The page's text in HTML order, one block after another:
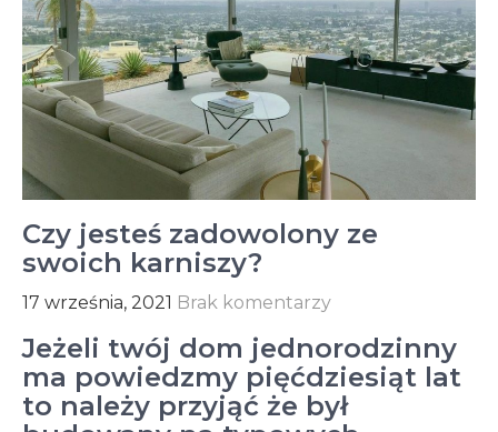
Czy jesteś zadowolony ze
swoich karniszy?
17 września, 2021 Brak komentarzy
Jeżeli twój dom jednorodzinny
ma powiedzmy pięćdziesiąt lat
to należy przyjąć że był